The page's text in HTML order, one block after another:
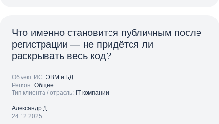
Что именно становится публичным после
регистрации — не придётся ли
раскрывать весь код?
Объект ИС: ЭВМ и БД
Регион: Общее
Тип клиента / отрасль: IT-компании
Александр Д.
24.12.2025